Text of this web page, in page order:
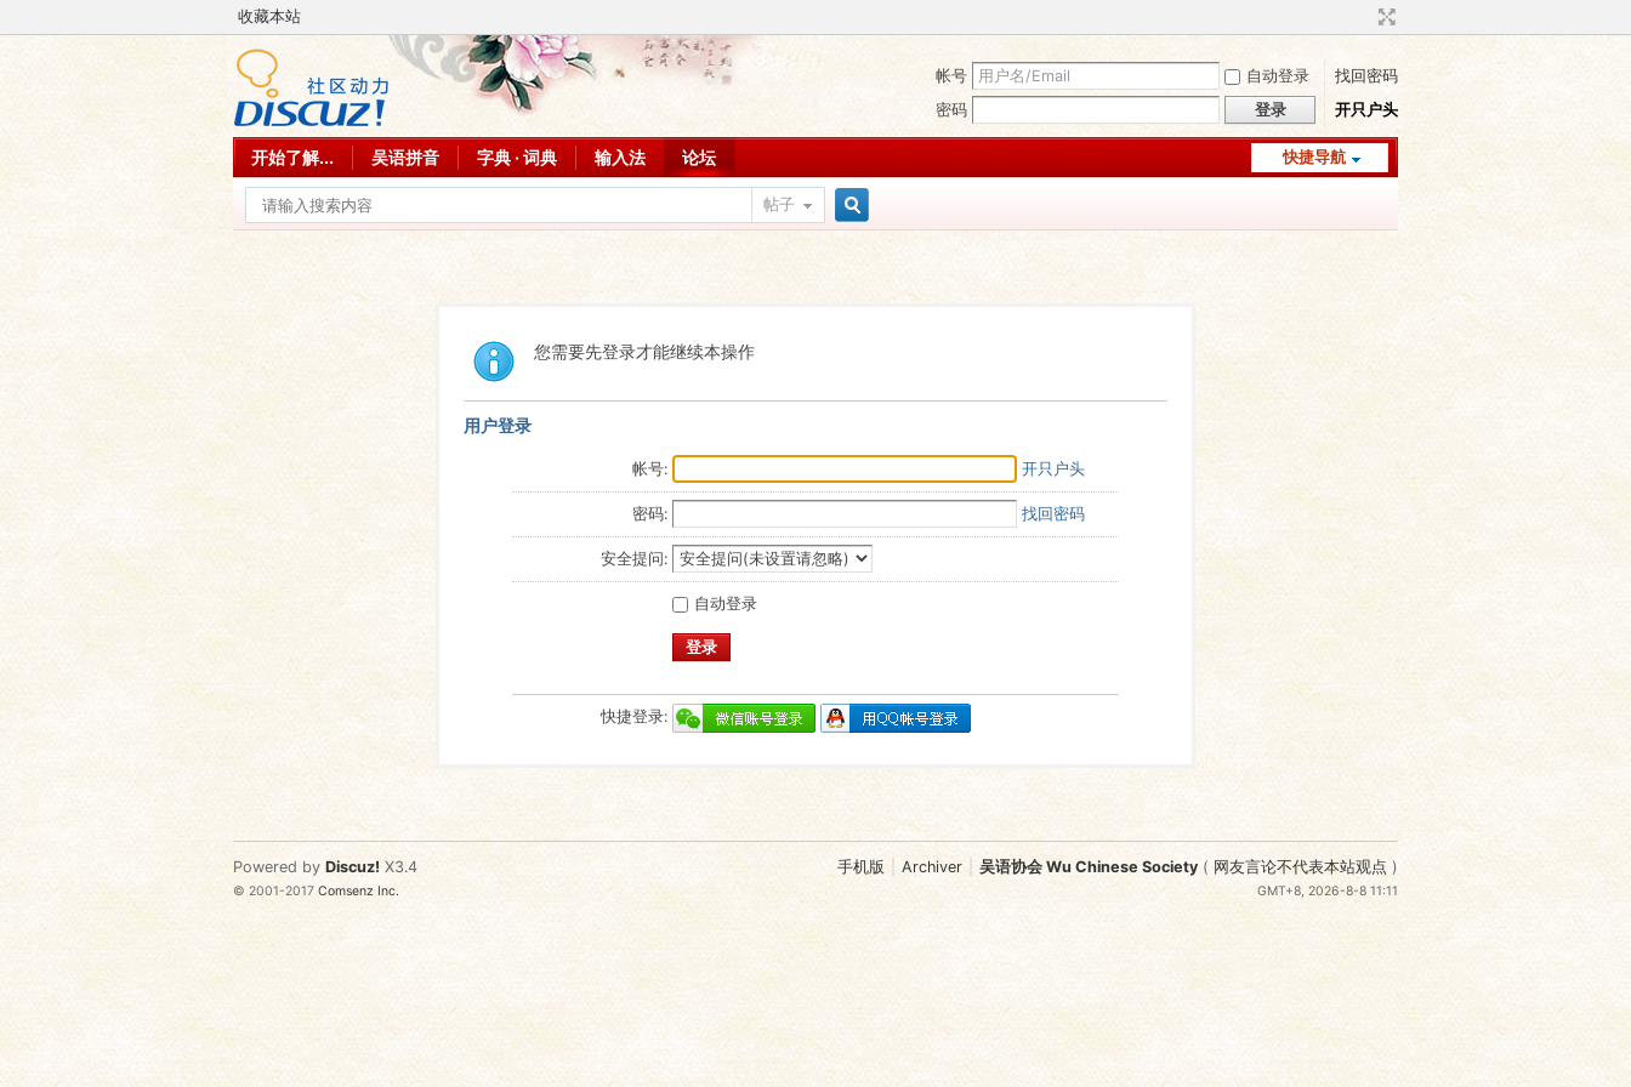
收藏本站
帐号 自动登录
找回密码
密码
登录 开只户头
快捷导航
开始了解... 吴语拼音 字典 · 词典 输入法 论坛
帖子
您需要先登录才能继续本操作
用户登录
帐号: 开只户头
密码: 找回密码
安全提问:
自动登录
登录
快捷登录:
手机版 Archiver 吴语协会 Wu Chinese Society ( 网友言论不代表本站观点 )
GMT+8, 2026-8-8 11:11
Powered by Discuz! X3.4
© 2001-2017Comsenz Inc.